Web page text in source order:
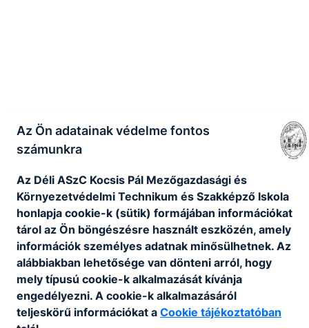
Az Ön adatainak védelme fontos
számunkra
Az Déli ASzC Kocsis Pál Mezőgazdasági és
Környezetvédelmi Technikum és Szakképző Iskola
honlapja cookie-k (sütik) formájában információkat
tárol az Ön böngészésre használt eszközén, amely
információk személyes adatnak minősülhetnek. Az
alábbiakban lehetősége van dönteni arról, hogy
mely típusú cookie-k alkalmazását kívánja
engedélyezni. A cookie-k alkalmazásáról
teljeskörű információkat a Cookie tájékoztatóban